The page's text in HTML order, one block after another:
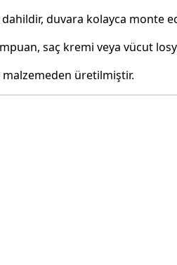
duvara kolayca monte
saç kremi veya vücut
üretilmiştir.